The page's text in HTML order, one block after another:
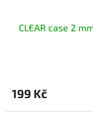
CLEAR case 2
199 Kč